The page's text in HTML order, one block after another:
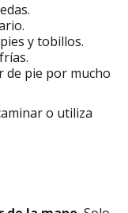
y tobillos.
de pie por mucho
o utiliza